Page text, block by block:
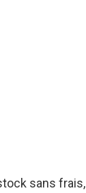
sans frais,